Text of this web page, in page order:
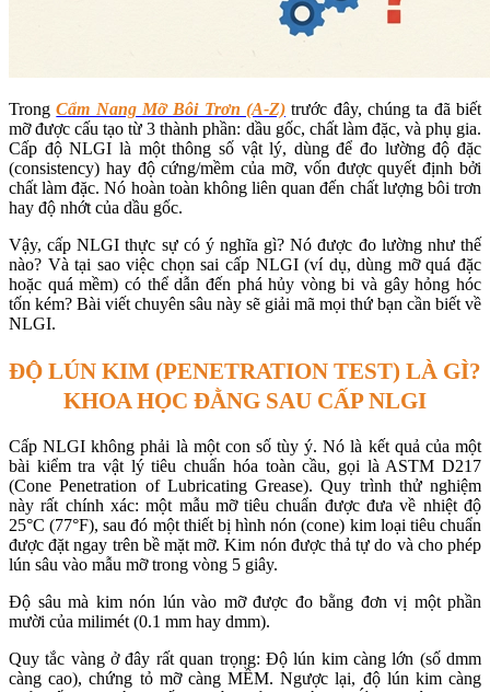
TrongCẩm Nang Mỡ Bôi Trơn (A-Z) trước đây, chúng ta đã biết
mỡ được cấu tạo từ 3 thành phần: dầu gốc, chất làm đặc, và phụ gia.
Cấp độ NLGI là một thông số vật lý, dùng để đo lường độ đặc
(consistency) hay độ cứng/mềm của mỡ, vốn được quyết định bởi
chất làm đặc. Nó hoàn toàn không liên quan đến chất lượng bôi trơn
hay độ nhớt của dầu gốc.
Vậy, cấp NLGI thực sự có ý nghĩa gì? Nó được đo lường như thế
nào? Và tại sao việc chọn sai cấp NLGI (ví dụ, dùng mỡ quá đặc
hoặc quá mềm) có thể dẫn đến phá hủy vòng bi và gây hỏng hóc
tốn kém? Bài viết chuyên sâu này sẽ giải mã mọi thứ bạn cần biết về
NLGI.
ĐỘ LÚN KIM (PENETRATION TEST) LÀ GÌ?
KHOA HỌC ĐẰNG SAU CẤP NLGI
Cấp NLGI không phải là một con số tùy ý. Nó là kết quả của một
bài kiểm tra vật lý tiêu chuẩn hóa toàn cầu, gọi là ASTM D217
(Cone Penetration of Lubricating Grease). Quy trình thử nghiệm
này rất chính xác: một mẫu mỡ tiêu chuẩn được đưa về nhiệt độ
25°C (77°F), sau đó một thiết bị hình nón (cone) kim loại tiêu chuẩn
được đặt ngay trên bề mặt mỡ. Kim nón được thả tự do và cho phép
lún sâu vào mẫu mỡ trong vòng 5 giây.
Độ sâu mà kim nón lún vào mỡ được đo bằng đơn vị một phần
mười của milimét (0.1 mm hay dmm).
Quy tắc vàng ở đây rất quan trọng: Độ lún kim càng lớn (số dmm
càng cao), chứng tỏ mỡ càng MỀM. Ngược lại, độ lún kim càng